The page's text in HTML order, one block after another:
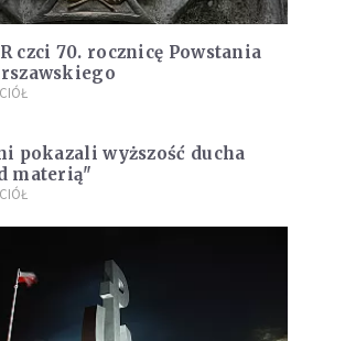
czci 70. rocznicę Powstania
pokazali wyższość ducha
materią"